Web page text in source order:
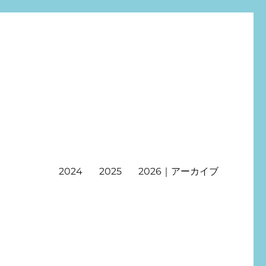
2024 2025 2026｜アーカイブ